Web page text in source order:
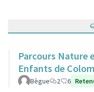
Parcours Nature
Enfants de
Bègue 2 6